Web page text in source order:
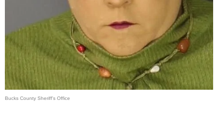
Bucks County Sheriff's Office